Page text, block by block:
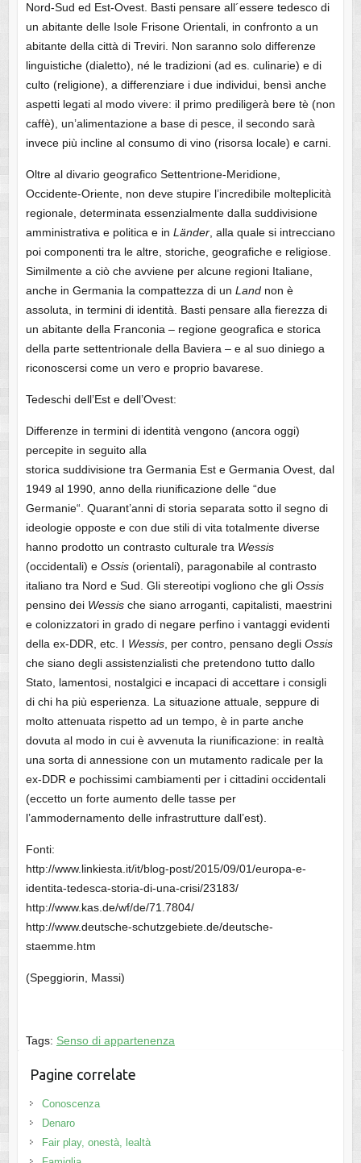
Nord-Sud ed Est-Ovest. Basti pensare all´essere tedesco di
un abitante delle Isole Frisone Orientali, in confronto a un
abitante della città di Treviri. Non saranno solo differenze
linguistiche (dialetto), né le tradizioni (ad es. culinarie) e di
culto (religione), a differenziare i due individui, bensì anche
aspetti legati al modo vivere: il primo prediligerà bere tè (non
caffè), un’alimentazione a base di pesce, il secondo sarà
invece più incline al consumo di vino (risorsa locale) e carni.
Oltre al divario geografico Settentrione-Meridione,
Occidente-Oriente, non deve stupire l’incredibile molteplicità
regionale, determinata essenzialmente dalla suddivisione
amministrativa e politica e in Länder, alla quale si intrecciano
poi componenti tra le altre, storiche, geografiche e religiose.
Similmente a ciò che avviene per alcune regioni Italiane,
anche in Germania la compattezza di un Landnon è
assoluta, in termini di identità. Basti pensare alla fierezza di
un abitante della Franconia – regione geografica e storica
della parte settentrionale della Baviera – e al suo diniego a
riconoscersi come un vero e proprio bavarese.
Tedeschi dell’Est e dell’Ovest:
Differenze in termini di identità vengono (ancora oggi)
percepite in seguito alla
storica suddivisione tra Germania Est e Germania Ovest, dal
1949 al 1990, anno della riunificazione delle “due
Germanie“. Quarant’anni di storia separata sotto il segno di
ideologie opposte e con due stili di vita totalmente diverse
hanno prodotto un contrasto culturale tra Wessis
(occidentali) e Ossis(orientali), paragonabile al contrasto
italiano tra Nord e Sud. Gli stereotipi vogliono che gli Ossis
pensino dei Wessische siano arroganti, capitalisti, maestrini
e colonizzatori in grado di negare perfino i vantaggi evidenti
della ex-DDR, etc. I Wessis, per contro, pensano degli Ossis
che siano degli assistenzialisti che pretendono tutto dallo
Stato, lamentosi, nostalgici e incapaci di accettare i consigli
di chi ha più esperienza. La situazione attuale, seppure di
molto attenuata rispetto ad un tempo, è in parte anche
dovuta al modo in cui è avvenuta la riunificazione: in realtà
una sorta di annessione con un mutamento radicale per la
ex-DDR e pochissimi cambiamenti per i cittadini occidentali
(eccetto un forte aumento delle tasse per
l’ammodernamento delle infrastrutture dall’est).
Fonti:
http://www.linkiesta.it/it/blog-post/2015/09/01/europa-e-
identita-tedesca-storia-di-una-crisi/23183/
http://www.kas.de/wf/de/71.7804/
http://www.deutsche-schutzgebiete.de/deutsche-
staemme.htm
(Speggiorin, Massi)
Tags: Senso di appartenenza
Pagine correlate
Conoscenza
Denaro
Fair play, onestà, lealtà